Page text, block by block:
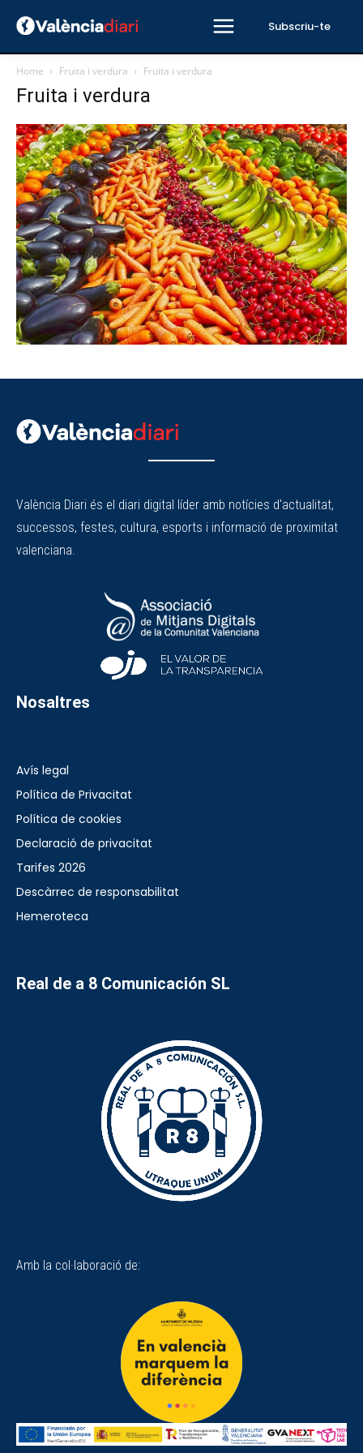
Subscriu-te
Home Fruita i verdura Fruita i verdura
Fruita i verdura
València Diari és el diari digital líder amb notícies d'actualitat,
successos, festes, cultura, esports i informació de proximitat
valenciana.
Nosaltres
Avís legal
Política de Privacitat
Política de cookies
Declaració de privacitat
Tarifes 2026
Descàrrec de responsabilitat
Hemeroteca
Real de a 8 Comunicación SL
Amb la col·laboració de: